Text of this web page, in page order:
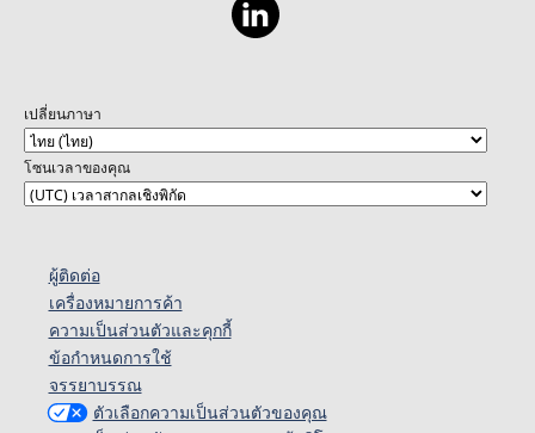
เปลี่ยนภาษา
โซนเวลาของคุณ
ผู้ติดต่อ
เครื่องหมายการค้า
ความเป็นส่วนตัวและคุกกี้
ข้อกำหนดการใช้
จรรยาบรรณ
ตัวเลือกความเป็นส่วนตัวของคุณ